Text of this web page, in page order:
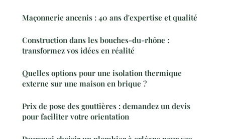
Maçonnerie ancenis : 40 ans d'expertise et qualité
Construction dans les bouches-du-rhône :
transformez vos idées en réalité
Quelles options pour une isolation thermique
externe sur une maison en brique ?
Prix de pose des gouttières : demandez un devis
pour faciliter votre orientation